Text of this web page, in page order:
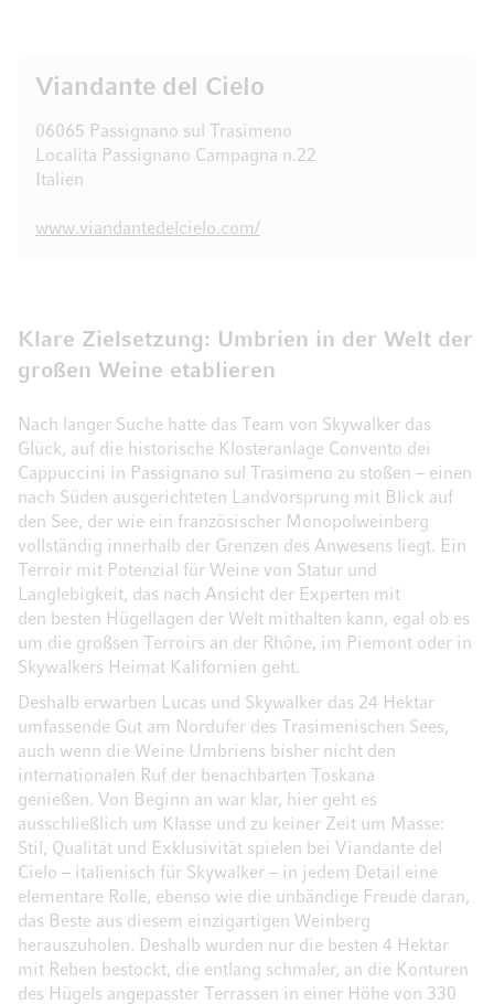
Viandante del Cielo
06065 Passignano sul Trasimeno
Localita Passignano Campagna n.22
Italien
www.viandantedelcielo.com/
Klare Zielsetzung: Umbrien in der Welt der
großen Weine etablieren
Nach langer Suche hatte das Team von Skywalker das
Glück, auf die historische Klosteranlage Convento dei
Cappuccini in Passignano sul Trasimeno zu stoßen – einen
nach Süden ausgerichteten Landvorsprung mit Blick auf
den See, der wie ein französischer Monopolweinberg
vollständig innerhalb der Grenzen des Anwesens liegt. Ein
Terroir mit Potenzial für Weine von Statur und
Langlebigkeit, das nach Ansicht der Experten mit
den besten Hügellagen der Welt mithalten kann, egal ob es
um die großsen Terroirs an der Rhône, im Piemont oder in
Skywalkers Heimat Kalifornien geht.
Deshalb erwarben Lucas und Skywalker das 24 Hektar
umfassende Gut am Nordufer des Trasimenischen Sees,
auch wenn die Weine Umbriens bisher nicht den
internationalen Ruf der benachbarten Toskana
genießen. Von Beginn an war klar, hier geht es
ausschließlich um Klasse und zu keiner Zeit um Masse:
Stil, Qualität und Exklusivität spielen bei Viandante del
Cielo – italienisch für Skywalker – in jedem Detail eine
elementare Rolle, ebenso wie die unbändige Freude daran,
das Beste aus diesem einzigartigen Weinberg
herauszuholen. Deshalb wurden nur die besten 4 Hektar
mit Reben bestockt, die entlang schmaler, an die Konturen
des Hügels angepasster Terrassen in einer Höhe von 330